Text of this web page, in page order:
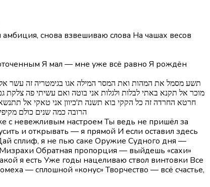
снова взвешиваю слова На чашах весов
Я мал — мне уже всё равно Я рождён
מוכר אל תקנא באתי לבלות ולגלות אני בוטה ואם עשיתי פה
חרטא החרדה זה כל הקקי בוא תשנה ת'כיוון אני טאקי אל
הרובה כמה שנים כולם
с невежливым настроем Ты ведь не пришёл за
и открывать — я прямой И если оставил здесь
сплиф, я не пью саке Оружие Судного дня —
Обратная пропорция — выйдешь «сахи»
я есть Уже годы нацеливаю ствол винтовки Все
— сплошной «конус» Творчество — всё счастье,